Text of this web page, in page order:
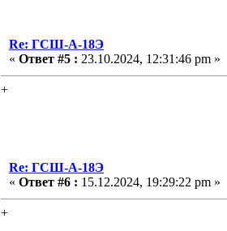
Re: ГСШ-А-18Э
« Ответ #5 : 23.10.2024, 12:31:46 pm »
+
Re: ГСШ-А-18Э
« Ответ #6 : 15.12.2024, 19:29:22 pm »
+